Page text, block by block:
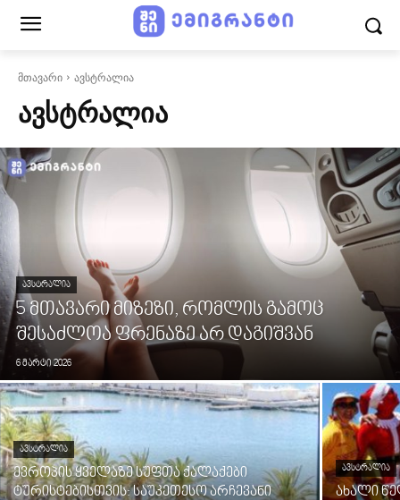
მთავარი ავსტრალია
ᲐᲕᲡᲢᲠᲐᲚᲘᲐ
ᲐᲕᲡᲢᲠᲐᲚᲘᲐ
5 მთავარი მიზეზი, რომლის გამოც
შესაძლოა ფრენაზე არ დაგიშვან
6 მარტი 2026
ᲐᲕᲡᲢᲠᲐᲚᲘᲐ
ევროპის ყველაზე სუფთა ქალაქები
ტურისტებისთვის: საუკეთესო არჩევანი
ᲐᲕᲡᲢᲠᲐᲚᲘᲐ
ახალი